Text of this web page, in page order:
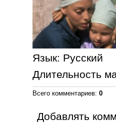
Язык: Русский
Длительность
Всего комментариев: 0
Добавлять